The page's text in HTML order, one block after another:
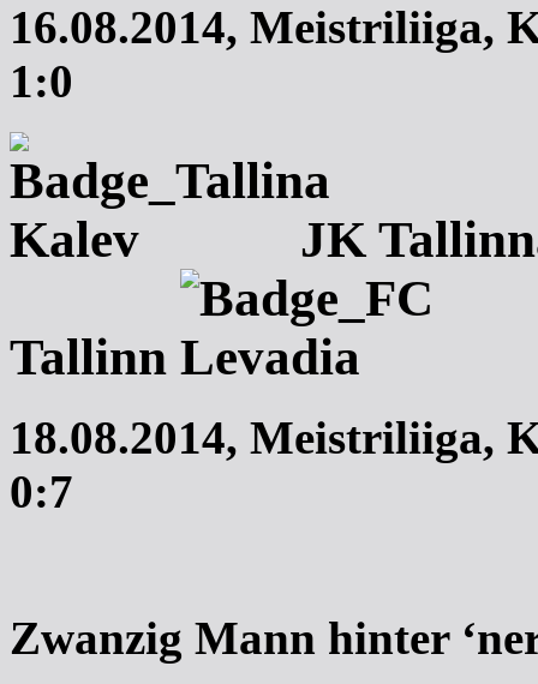
16.08.2014, Meistriliiga,
1:0
JK
Tallinn
18.08.2014, Meistriliiga,
0:7
Zwanzig Mann hinter